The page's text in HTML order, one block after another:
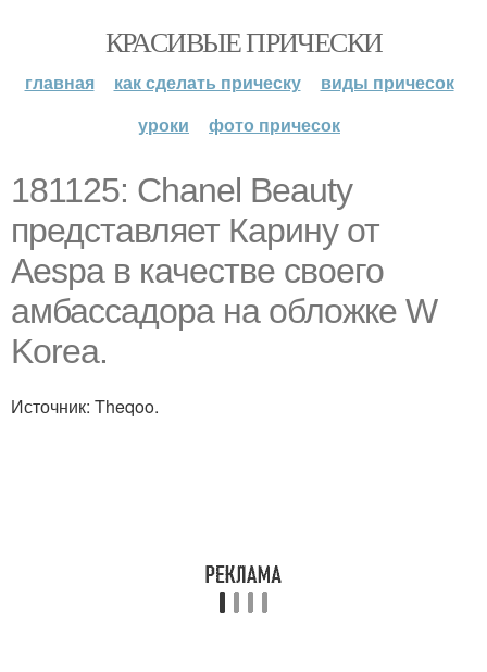
КРАСИВЫЕ ПРИЧЕСКИ
главная как сделать прическу
виды причесок
уроки
фото причесок
181125: Chanel Beauty
представляет Карину от
Aespa в качестве своего
амбассадора на обложке W
Korea.
Источник: Theqoo.